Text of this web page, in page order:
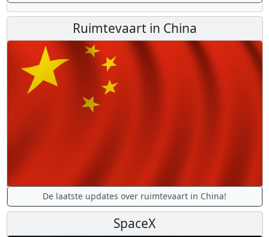
Ruimtevaart in China
De laatste updates over ruimtevaart in China!
SpaceX